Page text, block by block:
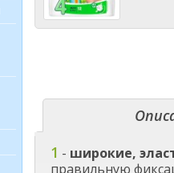
1 - широкие,
правильную